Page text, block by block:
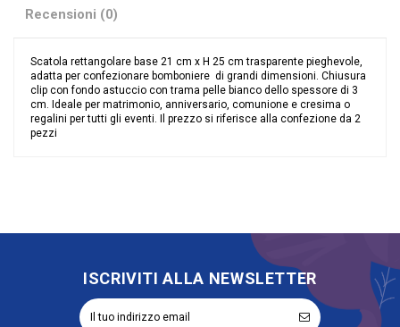
Recensioni (0)
Scatola rettangolare base 21 cm x H 25 cm trasparente pieghevole,
adatta per confezionare bomboniere di grandi dimensioni. Chiusura
clip con fondo astuccio con trama pelle bianco dello spessore di 3
cm. Ideale per matrimonio, anniversario, comunione e cresima o
regalini per tutti gli eventi. Il prezzo si riferisce alla confezione da 2
pezzi
ISCRIVITI ALLA NEWSLETTER